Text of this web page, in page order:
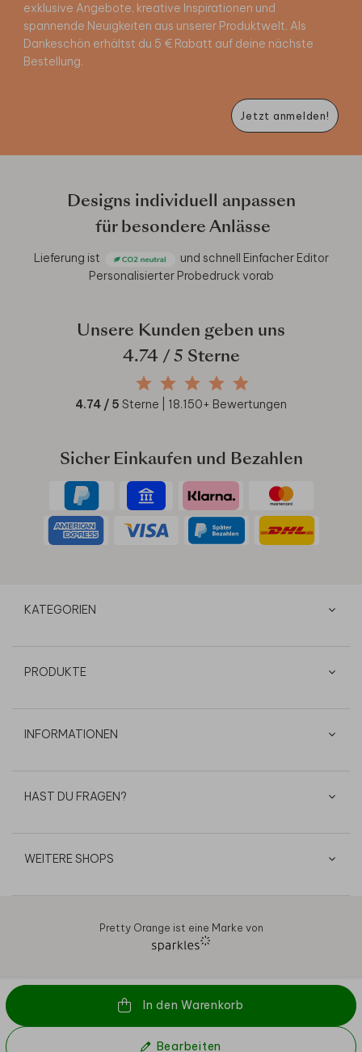
In den Warenkorb
Bearbeiten
exklusive Angebote, kreative Inspirationen und
spannende Neuigkeiten aus unserer Produktwelt. Als
Dankeschön erhältst du 5 € Rabatt auf deine nächste
Bestellung.
Jetzt anmelden!
Designs individuell anpassen
für besondere Anlässe
Lieferung ist und schnell Einfacher Editor
Personalisierter Probedruck vorab
Unsere Kunden geben uns
4.74/ 5 Sterne
4.74 / 5 Sterne | 18.150+ Bewertungen
Sicher Einkaufen und Bezahlen
KATEGORIEN
PRODUKTE
INFORMATIONEN
HAST DU FRAGEN?
WEITERE SHOPS
Pretty Orange ist eine Marke von